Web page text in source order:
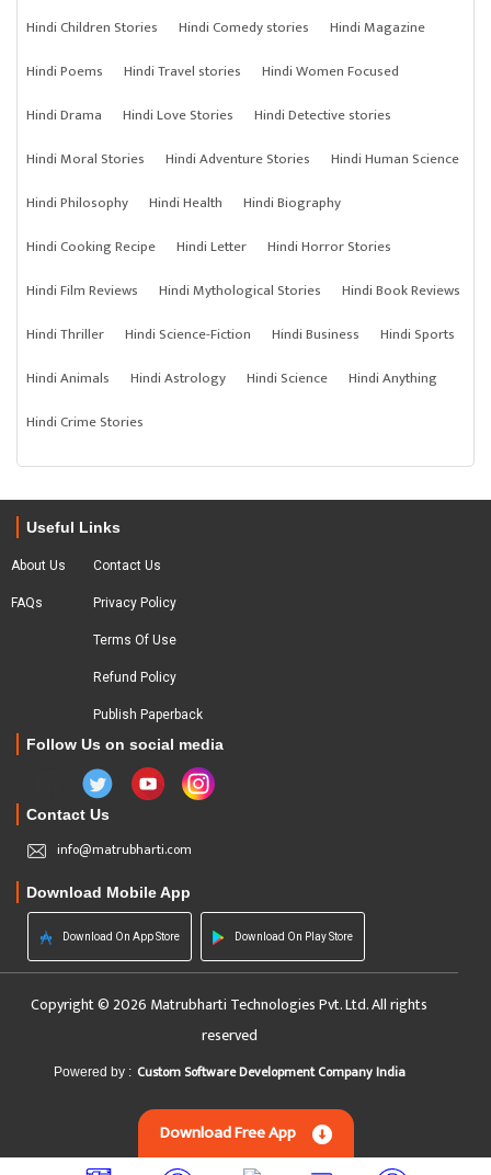
Hindi Children Stories
Hindi Comedy stories
Hindi Magazine
Hindi Poems
Hindi Travel stories
Hindi Women Focused
Hindi Drama
Hindi Love Stories
Hindi Detective stories
Hindi Moral Stories
Hindi Adventure Stories
Hindi Human Science
Hindi Philosophy
Hindi Health
Hindi Biography
Hindi Cooking Recipe
Hindi Letter
Hindi Horror Stories
Hindi Film Reviews
Hindi Mythological Stories
Hindi Book Reviews
Hindi Thriller
Hindi Science-Fiction Hindi Business
Hindi Sports
Hindi Animals
Hindi Astrology Hindi Science
Hindi Anything
Hindi Crime Stories
Useful Links
About Us
FAQs
Contact Us
Privacy Policy
Terms Of Use
Refund Policy
Publish Paperback
Follow Us on social media
Contact Us
info@matrubharti.com
Download Mobile App
Download On App Store Download On Play Store
Copyright © 2026 Matrubharti Technologies Pvt. Ltd. All rights
reserved
Powered by : Custom Software Development Company India
Download Free App